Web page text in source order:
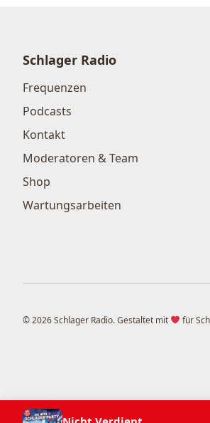
Schlager Radio
Frequenzen
Podcasts
Kontakt
Moderatoren & Team
Shop
Wartungsarbeiten
© 2026 Schlager Radio. Gestaltet mit für